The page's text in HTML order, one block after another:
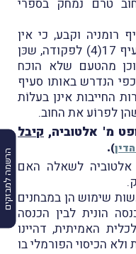
הרשמה למבזקים
החוב טרם נמחק בספרי
רומניה וקבע, כי אין
להתיר לחברה ניכוי הוצאה לפי סעיף 17(4) לפקודה, שכּן
מהטעם שלא הוכח
הנדרש באותו סעיף
החייבות אינן בעלוֹת
לפרוֹע את החוב.
מ' אלטוביה, קיבל
)
.
לשאלה האם
שימוש הן במבחנים
הונית לבין הכנסה
האמיתית, דהיינו
הכיסוי הפורמלי בו